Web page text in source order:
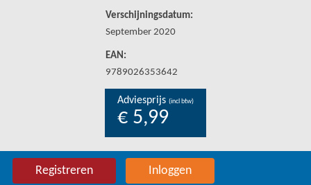
Verschijningsdatum:
September 2020
EAN:
9789026353642
Adviesprijs (incl btw)
€ 5,99
Registreren Inloggen